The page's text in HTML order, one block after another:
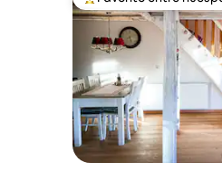
Favorito entre